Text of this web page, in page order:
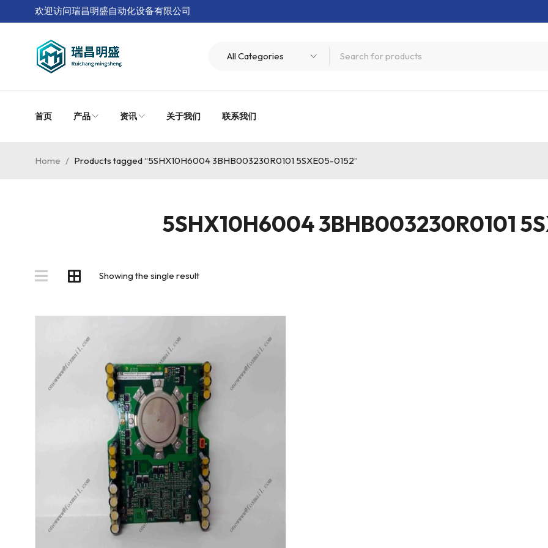
欢迎访问瑞昌明盛自动化设备有限公司
首页 产品 资讯 关于我们 联系我们
5SHX10H6004 3BHB003230R0101
Home / Products tagged “5SHX10H6004 3BHB003230R0101 5SXE05-0152”
Showing the single result